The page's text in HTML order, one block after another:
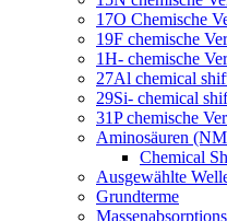
17O Chemische
19F chemische
1H- chemische
27Al chemical
29Si- chemical
31P chemische
Aminosäuren
Chemical
Ausgewählte
Grundterme